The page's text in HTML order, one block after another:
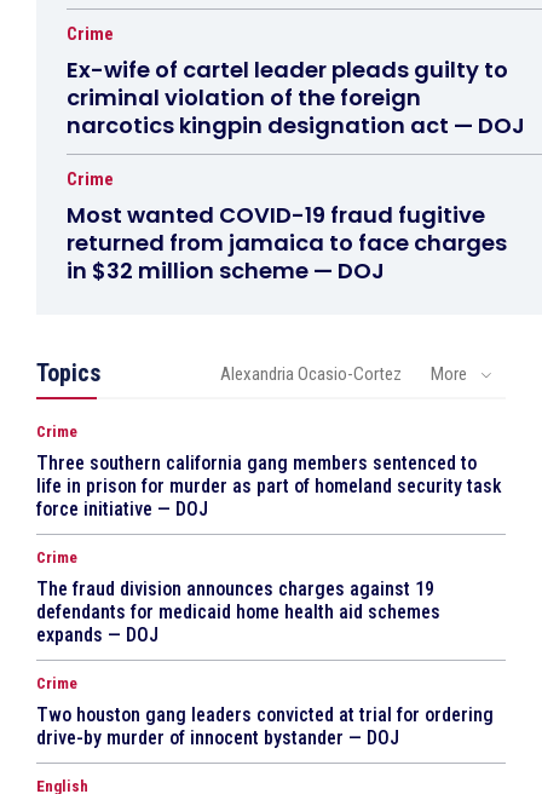
Crime
Ex-wife of cartel leader pleads guilty to
criminal violation of the foreign
narcotics kingpin designation act — DOJ
Crime
Most wanted COVID-19 fraud fugitive
returned from jamaica to face charges
in $32 million scheme — DOJ
Topics Alexandria Ocasio-Cortez More
Crime
Three southern california gang members sentenced to
life in prison for murder as part of homeland security task
force initiative — DOJ
Crime
The fraud division announces charges against 19
defendants for medicaid home health aid schemes
expands — DOJ
Crime
Two houston gang leaders convicted at trial for ordering
drive-by murder of innocent bystander — DOJ
English